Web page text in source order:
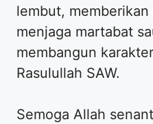
lembut,
menjaga martabat
membangun
Rasulullah SAW.
Semoga Allah